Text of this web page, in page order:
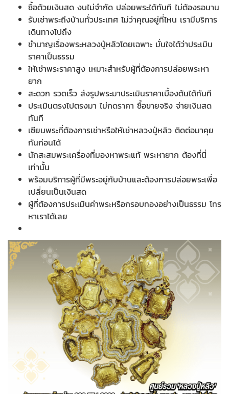
ซื้อด้วยเงินสด งบไม่จำกัด ปล่อยพระได้ทันที ไม่ต้องรอนาน
รับเช่าพระถึงบ้านทั่วประเทศ ไม่ว่าคุณอยู่ที่ไหน เรามีบริการ
เดินทางไปถึง
ชำนาญเรื่องพระหลวงปู่หลิวโดยเฉพาะ มั่นใจได้ว่าประเมิน
ราคาเป็นธรรม
ให้เช่าพระราคาสูง เหมาะสำหรับผู้ที่ต้องการปล่อยพระหา
ยาก
สะดวก รวดเร็ว ส่งรูปพระมาประเมินราคาเบื้องต้นได้ทันที
ประเมินตรงไปตรงมา ไม่กดราคา ซื้อขายจริง จ่ายเงินสด
ทันที
เซียนพระที่ต้องการเช่าหรือให้เช่าหลวงปู่หลิว ติดต่อมาคุย
กันก่อนได้
นักสะสมพระเครื่องที่มองหาพระแท้ พระหายาก ต้องที่นี่
เท่านั้น
พร้อมบริการผู้ที่มีพระอยู่กับบ้านและต้องการปล่อยพระเพื่อ
เปลี่ยนเป็นเงินสด
ผู้ที่ต้องการประเมินค่าพระหรือกรอบทองอย่างเป็นธรรม โทร
หาเราได้เลย